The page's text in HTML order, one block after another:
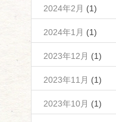
2024年2月 (1)
2024年1月 (1)
2023年12月 (1)
2023年11月 (1)
2023年10月 (1)